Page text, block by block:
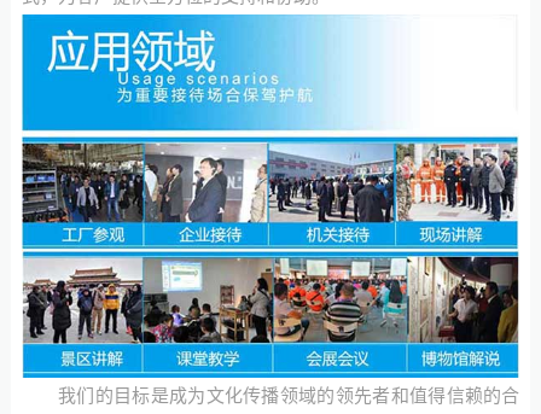
我们的目标是成为文化传播领域的领先者和值得信赖的合